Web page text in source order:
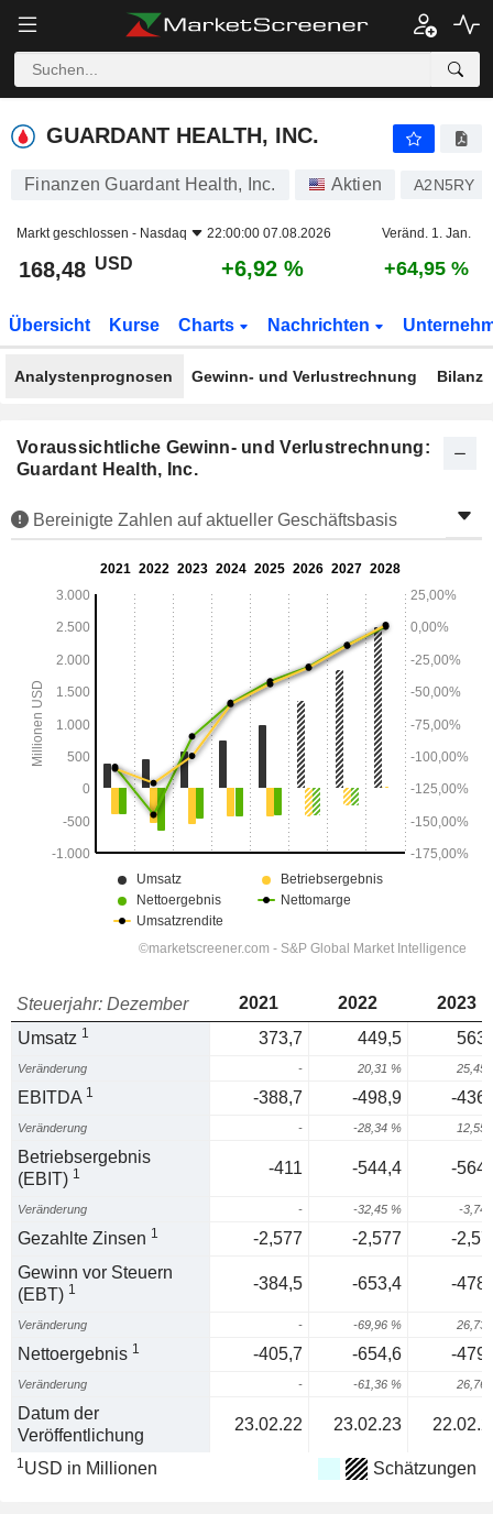
GUARDANT HEALTH, INC.
GUARDANT HEALTH, INC.
Finanzen Guardant Health, Inc. Aktien A2N5RY
Markt geschlossen - Nasdaq 22:00:00 07.08.2026 Veränd. 1. Jan.
168,48 USD +6,92 % +64,95 %
Übersicht Kurse Charts Nachrichten
Analystenprognosen Gewinn- und Verlustrechnung Bilanz
Voraussichtliche Gewinn- und Verlustrechnung:
Guardant Health, Inc.
Bereinigte Zahlen auf aktueller Geschäftsbasis
Steuerjahr: Dezember 2021 2022
2023
Umsatz 1 373,7 449,5
Veränderung - 20,31 % 25,45
EBITDA 1 -388,7 -498,9 -
Veränderung - -28,34 % 12,55
Betriebsergebnis
(EBIT) 1 -411 -544,4 -
Veränderung - -32,45 % -3,74
Gezahlte Zinsen 1 -2,577 -2,577
-
Gewinn vor Steuern
(EBT) 1 -384,5 -653,4 -
Veränderung - -69,96 % 26,73
Nettoergebnis 1 -405,7 -654,6 -
Veränderung - -61,36 % 26,76
Datum der
Veröffentlichung
23.02.22 23.02.23
1USD in Millionen Schätzungen